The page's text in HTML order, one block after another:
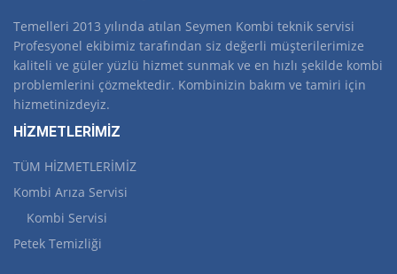
Temelleri 2013 yılında atılan Seymen Kombi teknik servisi
Profesyonel ekibimiz tarafından siz değerli müşterilerimize
kaliteli ve güler yüzlü hizmet sunmak ve en hızlı şekilde kombi
problemlerini çözmektedir. Kombinizin bakım ve tamiri için
hizmetinizdeyiz.
HİZMETLERİMİZ
TÜM HİZMETLERİMİZ
Kombi Arıza Servisi
Kombi Servisi
Petek Temizliği